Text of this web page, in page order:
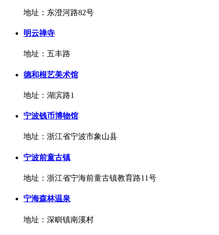
地址：东澄河路82号
明云禅寺
地址：五丰路
德和根艺美术馆
地址：湖滨路1
宁波钱币博物馆
地址：浙江省宁波市象山县
宁波前童古镇
地址：浙江省宁海前童古镇教育路11号
宁海森林温泉
地址：深甽镇南溪村